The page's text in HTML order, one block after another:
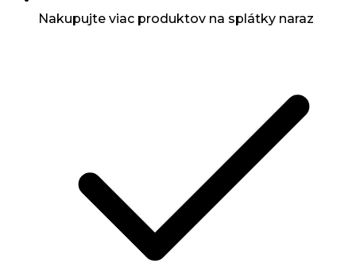
Nakupujte viac produktov na splátky naraz